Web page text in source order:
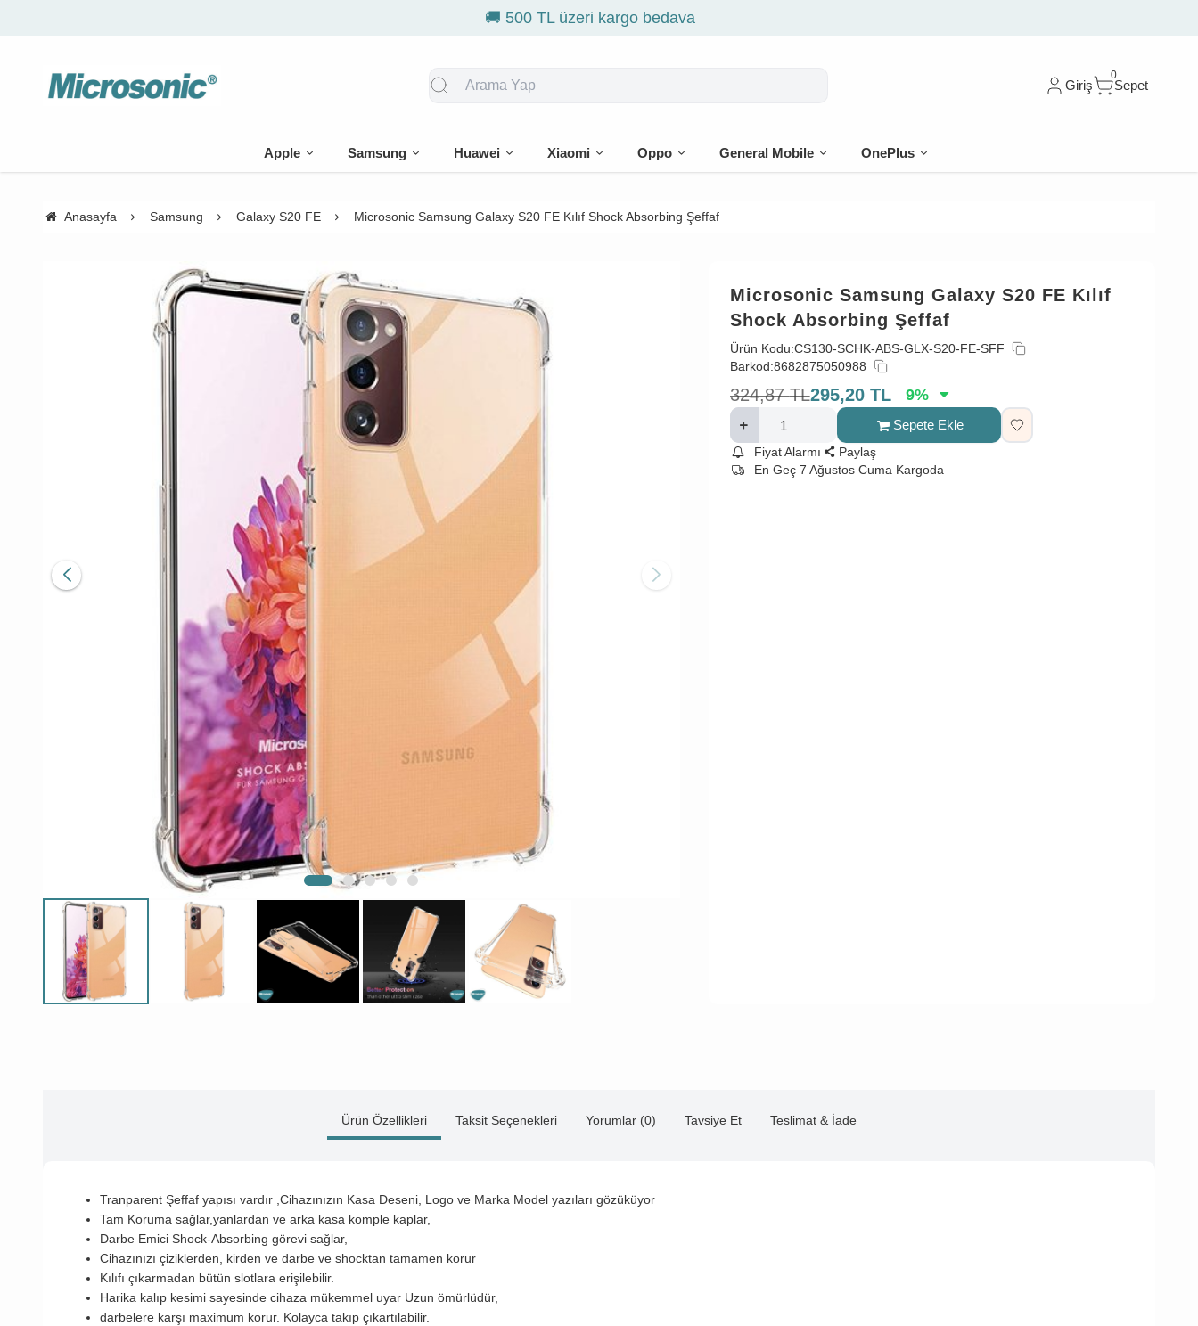
🎁 İlk siparişe %10 indirim
Giriş
0
Sepet
Apple Samsung Huawei Xiaomi Oppo General Mobile OnePlus
Anasayfa Samsung Galaxy S20 FE Microsonic Samsung Galaxy S20 FE Kılıf Shock Absorbing Şeffaf
Microsonic Samsung Galaxy S20 FE Kılıf
Shock Absorbing Şeffaf
Ürün Kodu:CS130-SCHK-ABS-GLX-S20-FE-SFF
Barkod:8682875050988
324,87 TL295,20 TL 9%
Sepete Ekle
Fiyat Alarmı
Paylaş
En Geç 7 Ağustos Cuma Kargoda
Ürün Özellikleri Taksit Seçenekleri Yorumlar (0) Tavsiye Et Teslimat & İade
Tranparent Şeffaf yapısı vardır ,Cihazınızın Kasa Deseni, Logo ve Marka Model yazıları gözüküyor
Tam Koruma sağlar,yanlardan ve arka kasa komple kaplar,
Darbe Emici Shock-Absorbing görevi sağlar,
Cihazınızı çiziklerden, kirden ve darbe ve shocktan tamamen korur
Kılıfı çıkarmadan bütün slotlara erişilebilir.
Harika kalıp kesimi sayesinde cihaza mükemmel uyar Uzun ömürlüdür,
darbelere karşı maximum korur. Kolayca takıp çıkartılabilir.